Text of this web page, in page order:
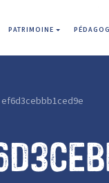
PATRIMOINE
ef6d3cebbb1ced9e